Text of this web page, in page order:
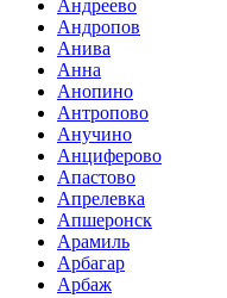
Андреево
Андропов
Анива
Анна
Анопино
Антропово
Анучино
Анциферово
Апастово
Апрелевка
Апшеронск
Арамиль
Арбагар
Арбаж